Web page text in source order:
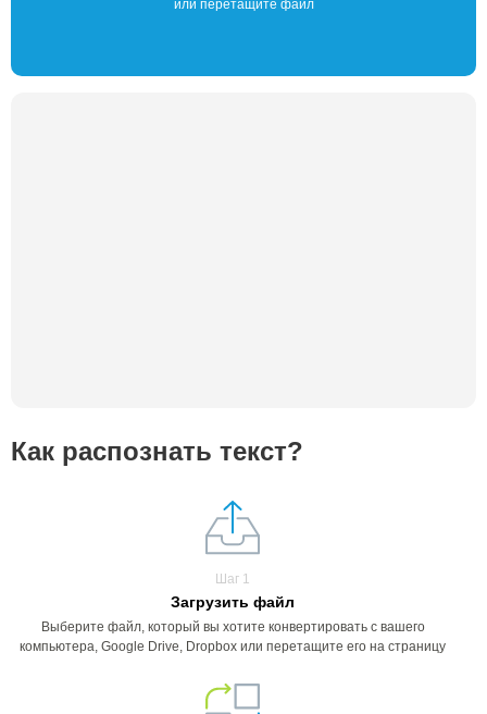
или перетащите файл
Как распознать текст?
Шаг 1
Загрузить файл
Выберите файл, который вы хотите конвертировать с вашего
компьютера, Google Drive, Dropbox или перетащите его на страницу